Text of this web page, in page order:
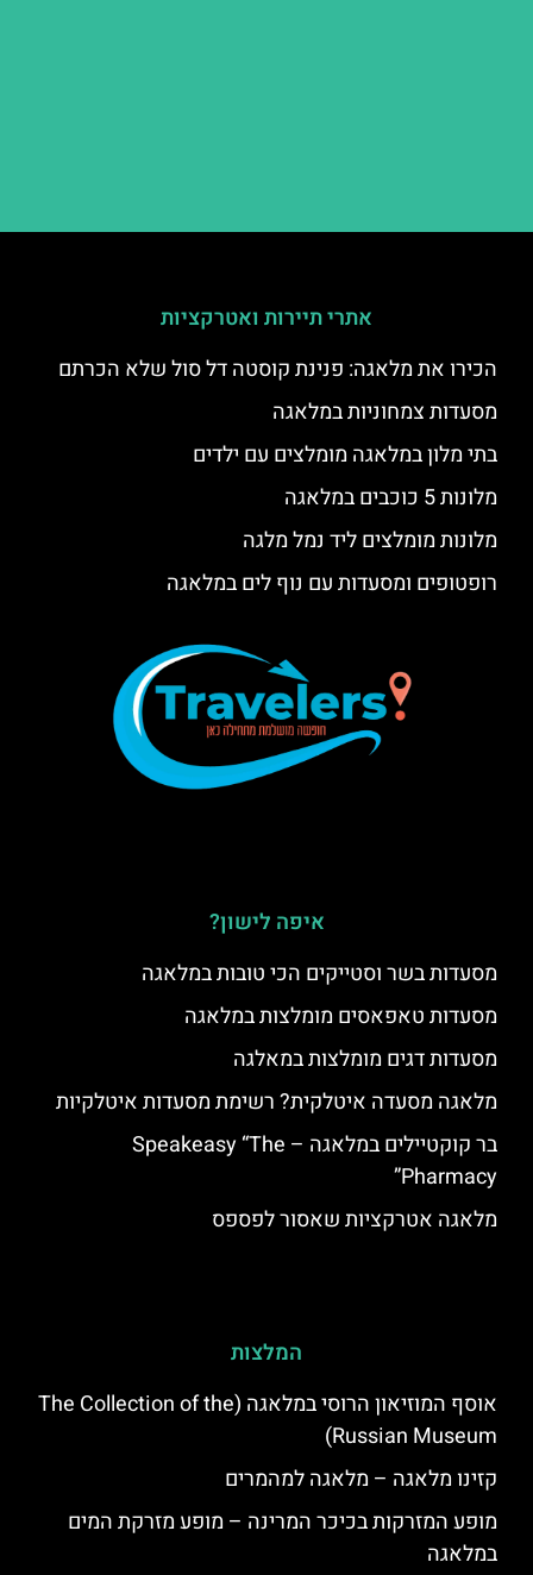
אתרי תיירות ואטרקציות
הכירו את מלאגה: פנינת קוסטה דל סול שלא הכרתם
מסעדות צמחוניות במלאגה
בתי מלון במלאגה מומלצים עם ילדים
מלונות 5 כוכבים במלאגה
מלונות מומלצים ליד נמל מלגה
רופטופים ומסעדות עם נוף לים במלאגה
איפה לישון?
מסעדות בשר וסטייקים הכי טובות במלאגה
מסעדות טאפאסים מומלצות במלאגה
מסעדות דגים מומלצות במאלגה
מלאגה מסעדה איטלקית? רשימת מסעדות איטלקיות
בר קוקטיילים במלאגה – Speakeasy “The
Pharmacy”
מלאגה אטרקציות שאסור לפספס
המלצות
אוסף המוזיאון הרוסי במלאגה (The Collection of the
Russian Museum)
קזינו מלאגה – מלאגה למהמרים
מופע המזרקות בכיכר המרינה – מופע מזרקת המים
במלאגה